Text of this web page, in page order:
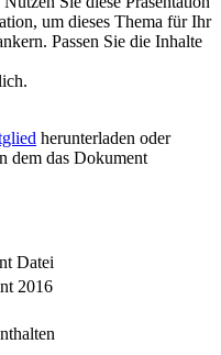
um dieses Thema für Ihr
Passen Sie die Inhalte
herunterladen oder
dem das Dokument
Datei
2016